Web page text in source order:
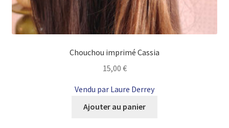
Chouchou imprimé Cassia
15,00 €
Vendu par Laure Derrey
Ajouter au panier